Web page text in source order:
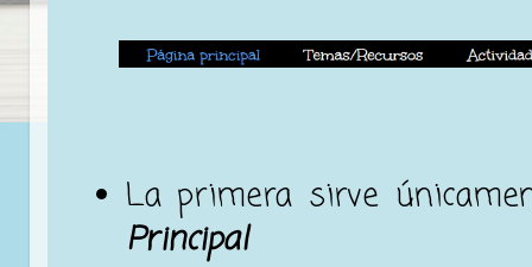
La primera sirve
Principal